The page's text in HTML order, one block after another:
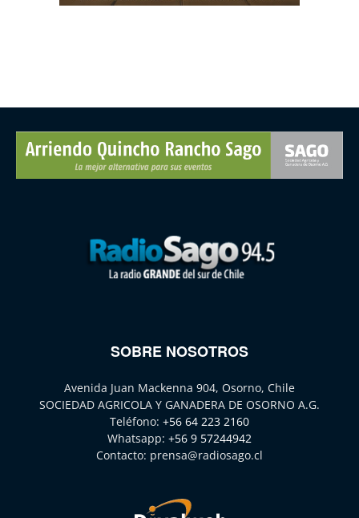
SOBRE NOSOTROS
Avenida Juan Mackenna 904, Osorno, Chile
SOCIEDAD AGRICOLA Y GANADERA DE OSORNO A.G.
Teléfono: +56 64 223 2160
Whatsapp: +56 9 57244942
Contacto: prensa@radiosago.cl